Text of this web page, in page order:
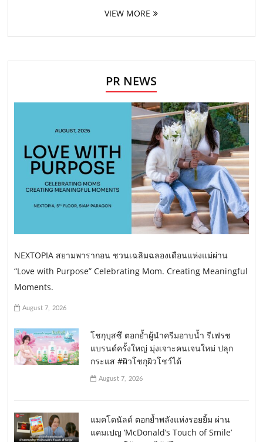
VIEW MORE
PR NEWS
NEXTOPIA สยามพารากอน ชวนเฉลิมฉลองเดือนแห่งแม่ผ่าน
“Love with Purpose” Celebrating Mom. Creating Meaningful
Moments.
August 7, 2026
โชกุบุสซึ ตอกย้ำผู้นำครีมอาบน้ำ รีเฟรช
แบรนด์ครั้งใหญ่ มุ่งเจาะคนเจนใหม่ ปลุก
กระแส #ผิวโชกุผิวโชว์ได้
August 7, 2026
แมคโดนัลด์ ตอกย้ำพลังแห่งรอยยิ้ม ผ่าน
แคมเปญ ‘McDonald’s Touch of Smile’